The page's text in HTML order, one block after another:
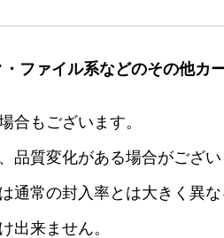
ファイル系などのその他カ
合もございます。
品質変化がある場合がござい
通常の封入率とは大きく異な
出来ません。